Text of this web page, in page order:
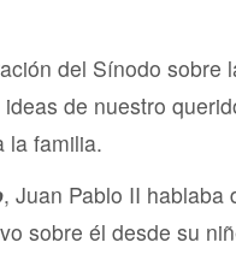
del Sínodo sobre
de nuestro
la familia.
, Juan Pablo II hablaba
sobre él desde su